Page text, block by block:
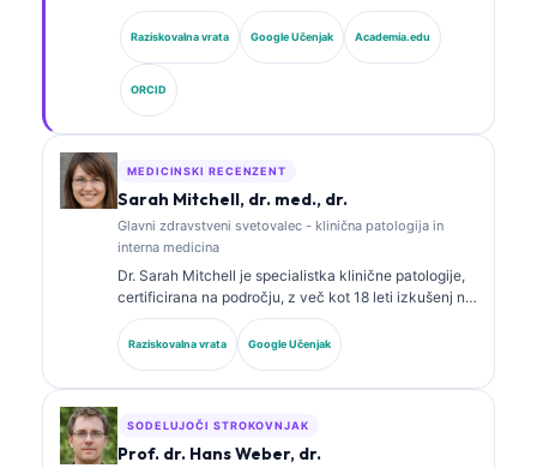
kot 15 leti izkušenj na področju laboratorijske
medicine in z analizo kliničnih podatkov s pomočjo
umetne inteligence. Kot glavni medicinski direktor pri
Kantesti AI zagotavlja klinični nadzor nad medicinsko
točnostjo lastniškega nevronskega omrežja. Dr. Klein
je obsežno objavljal na področju interpretacije
biomarkerjev in laboratorijske diagnostike na temo
Raziskovalna vrata Google Učenjak Academia.edu
ORCID
MEDICINSKI RECENZENT
Sarah Mitchell, dr. med., dr.
Glavni zdravstveni svetovalec - klinična patologija in
interna medicina
Dr. Sarah Mitchell je specialistka klinične patologije,
certificirana na področju, z več kot 18 leti izkušenj na
področju laboratorijske medicine in diagnostične
analize. Ima specialna certifikata iz klinične kemije in
je obsežno objavljala o panelih biomarkerjev in
Raziskovalna vrata Google Učenjak
SODELUJOČI STROKOVNJAK
Prof. dr. Hans Weber, dr.